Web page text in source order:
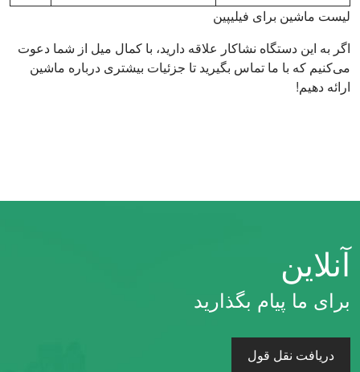
لیست ماشین برای فیلیپین
اگر به این دستگاه نشاکار علاقه دارید، با کمال میل از شما دعوت
می‌کنیم که با ما تماس بگیرید تا جزئیات بیشتری درباره ماشین
ارائه دهیم!
آنلاین
برای ما پیام بگذارید
دریافت نقل قول